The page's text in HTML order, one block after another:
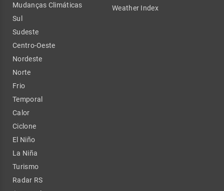
Mudanças Climáticas
Sul
Sudeste
Centro-Oeste
Nordeste
Norte
Frio
Temporal
Calor
Ciclone
El Niño
La Niña
Turismo
Radar RS
Weather Index